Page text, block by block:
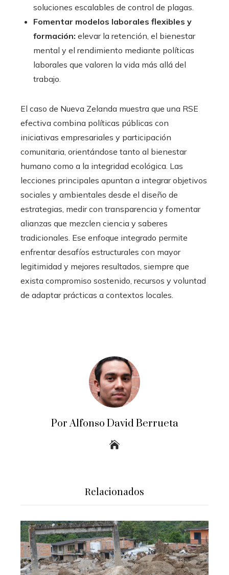
soluciones escalables de control de plagas.
Fomentar modelos laborales flexibles y
formación: elevar la retención, el bienestar
mental y el rendimiento mediante políticas
laborales que valoren la vida más allá del
trabajo.
El caso de Nueva Zelanda muestra que una RSE
efectiva combina políticas públicas con
iniciativas empresariales y participación
comunitaria, orientándose tanto al bienestar
humano como a la integridad ecológica. Las
lecciones principales apuntan a integrar objetivos
sociales y ambientales desde el diseño de
estrategias, medir con transparencia y fomentar
alianzas que mezclen ciencia y saberes
tradicionales. Ese enfoque integrado permite
enfrentar desafíos estructurales con mayor
legitimidad y mejores resultados, siempre que
exista compromiso sostenido, recursos y voluntad
de adaptar prácticas a contextos locales.
Por Alfonso David Berrueta
Relacionados